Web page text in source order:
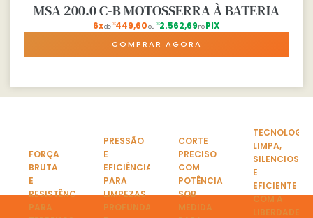
MSA 200.0 C-B MOTOSSERRA À BATERIA
6xdeR$449,60ou R$2.562,69noPIX
COMPRAR AGORA
FORÇA
BRUTA
E
RESISTÊNCIA
PARA
PRESSÃO
E
EFICIÊNCIA
PARA
LIMPEZAS
PROFUNDAS
CORTE
PRECISO
COM
POTÊNCIA
SOB
MEDIDA
TECNOLOGIA
LIMPA,
SILENCIOSA
E
EFICIENTE
COM A
LIBERDADE